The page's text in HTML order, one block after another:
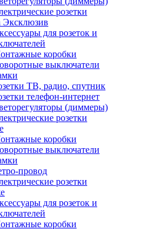
розетки
Эксклюзив
для розеток и
коробки
выключатели
ТВ, радио, спутник
телефон-интернет
(диммеры)
розетки
коробки
выключатели
провод
розетки
для розеток и
коробки